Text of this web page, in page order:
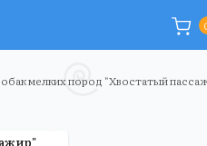
мелких пород "Хвостатый